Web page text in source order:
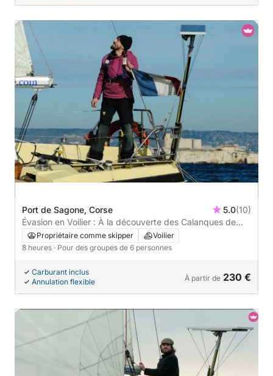
Port de Sagone, Corse 5.0(10)
Évasion en Voilier : À la découverte des Calanques de
Piana et Girolata
Propriétaire comme skipper
Voilier
8 heures · Pour des groupes de 6 personnes
Carburant inclus
Annulation flexible
À partir de 230 €